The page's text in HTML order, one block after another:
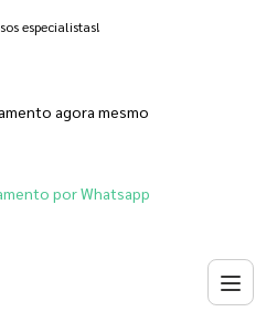
especialistas!
agora mesmo
por Whatsapp